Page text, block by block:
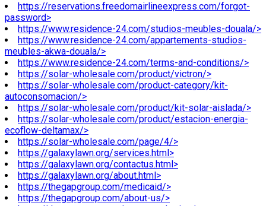
https://reservations.freedomairlineexpress.com/forgot-
password>
https://www.residence-24.com/studios-meubles-douala/>
https://www.residence-24.com/appartements-studios-
meubles-akwa-douala/>
https://www.residence-24.com/terms-and-conditions/>
https://solar-wholesale.com/product/victron/>
https://solar-wholesale.com/product-category/kit-
autoconsomacion/>
https://solar-wholesale.com/product/kit-solar-aislada/>
https://solar-wholesale.com/product/estacion-energia-
ecoflow-deltamax/>
https://solar-wholesale.com/page/4/>
https://galaxylawn.org/services.html>
https://galaxylawn.org/contactus.html>
https://galaxylawn.org/about.html>
https://thegapgroup.com/medicaid/>
https://thegapgroup.com/about-us/>